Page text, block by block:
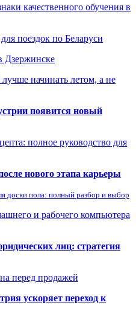
качественного обучения в
поездок по Беларуси
Дзержинске
начинать летом, а не
появится новый
полное руководство для
нового этапа карьеры
доски пола: полный разбор и выбор
и рабочего компьютера
лиц: стратегия
перед продажей
ускоряет переход к